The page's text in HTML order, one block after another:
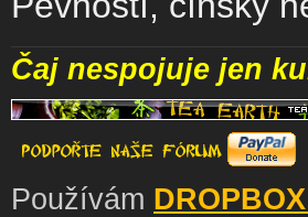
Čaj nespojuje jen
Používám